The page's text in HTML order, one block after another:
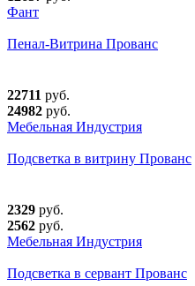
Фант
Пенал-Витрина Прованс
22711 руб.
24982 руб.
Мебельная Индустрия
Подсветка в витрину Прованс
2329 руб.
2562 руб.
Мебельная Индустрия
Подсветка в сервант Прованс